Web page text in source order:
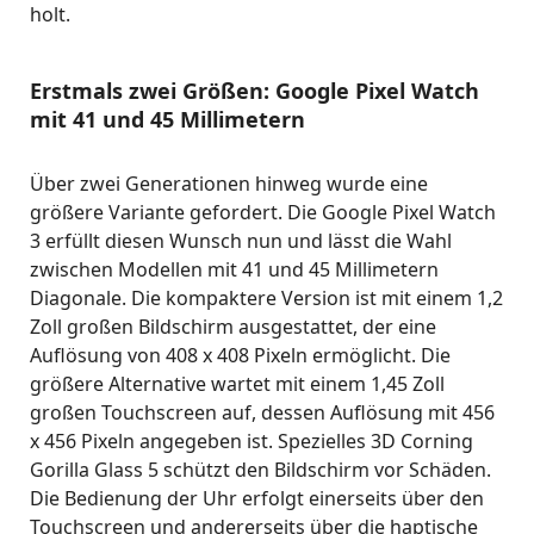
holt.
Erstmals zwei Größen: Google Pixel Watch
mit 41 und 45 Millimetern
Über zwei Generationen hinweg wurde eine
größere Variante gefordert. Die Google Pixel Watch
3 erfüllt diesen Wunsch nun und lässt die Wahl
zwischen Modellen mit 41 und 45 Millimetern
Diagonale. Die kompaktere Version ist mit einem 1,2
Zoll großen Bildschirm ausgestattet, der eine
Auflösung von 408 x 408 Pixeln ermöglicht. Die
größere Alternative wartet mit einem 1,45 Zoll
großen Touchscreen auf, dessen Auflösung mit 456
x 456 Pixeln angegeben ist. Spezielles 3D Corning
Gorilla Glass 5 schützt den Bildschirm vor Schäden.
Die Bedienung der Uhr erfolgt einerseits über den
Touchscreen und andererseits über die haptische